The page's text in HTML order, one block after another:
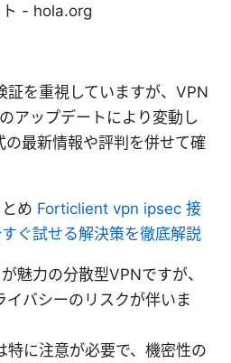
- hola.org
証を重視していますが、VPN
アップデートにより変動し
の最新情報や評判を併せて確
め Forticlient vpn ipsec 接
ぐ試せる解決策を徹底解説
魅力の分散型VPNですが、
イバシーのリスクが伴いま
特に注意が必要で、機密性の